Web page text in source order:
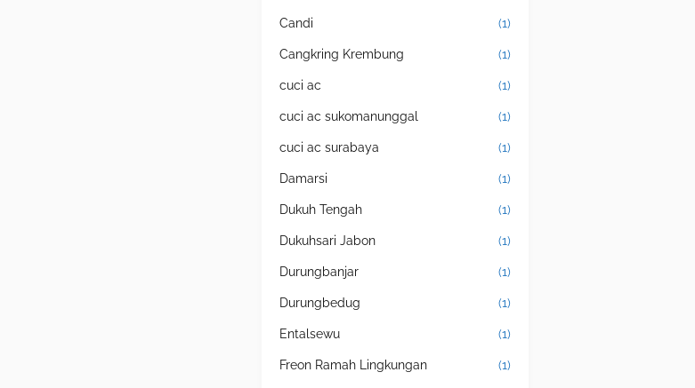
Candi (1)
Cangkring Krembung (1)
cuci ac (1)
cuci ac sukomanunggal (1)
cuci ac surabaya (1)
Damarsi (1)
Dukuh Tengah (1)
Dukuhsari Jabon (1)
Durungbanjar (1)
Durungbedug (1)
Entalsewu (1)
Freon Ramah Lingkungan (1)